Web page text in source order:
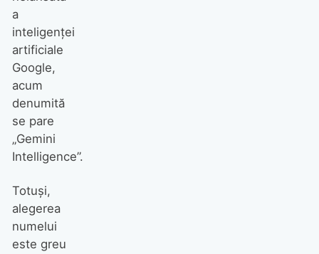
a
inteligenței
artificiale
Google,
acum
denumită
se pare
„Gemini
Intelligence”.
Totuși,
alegerea
numelui
este greu